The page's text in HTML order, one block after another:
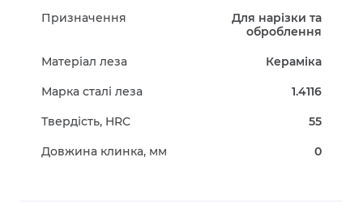
Призначення
Для нарізки та
оброблення
Матеріал леза Кераміка
Марка сталі леза 1.4116
Твердість, HRC 55
Довжина клинка, мм 0